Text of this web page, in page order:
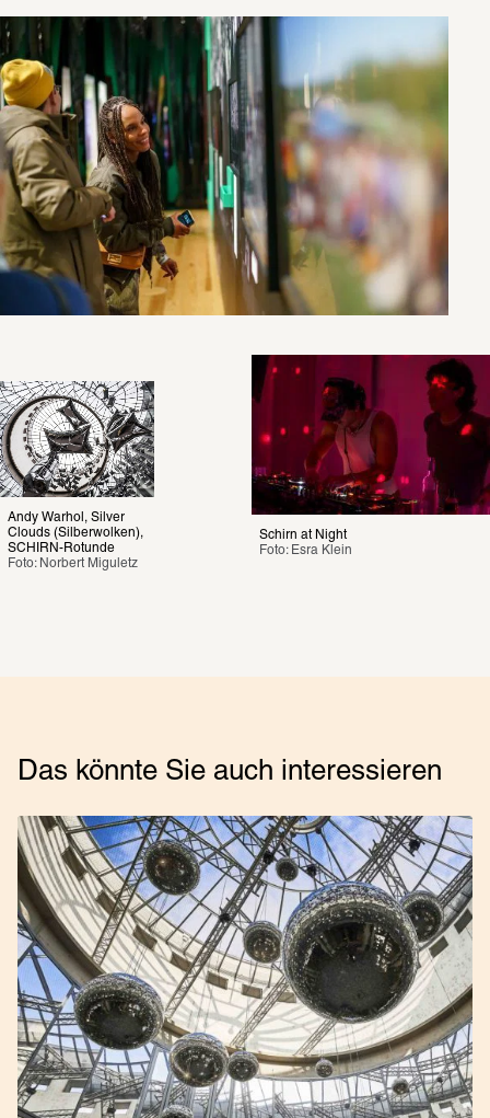
Andy Warhol, Silver
Clouds (Silberwolken),
SCHIRN-Rotunde
Foto: Norbert Miguletz
Schirn at Night
Foto: Esra Klein
Das könnte Sie auch interessieren